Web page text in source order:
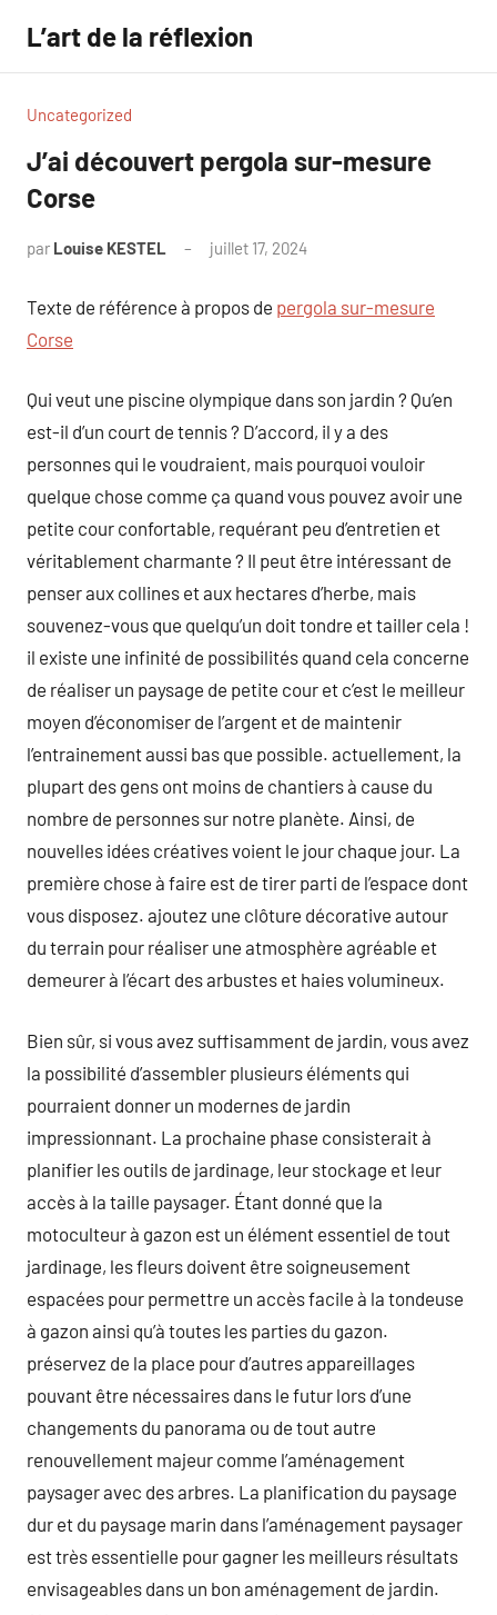
contenu
L’art de la réflexion
Uncategorized
J’ai découvert pergola sur-mesure
Corse
par Louise KESTEL juillet 17, 2024
Texte de référence à propos de pergola sur-mesure
Corse
Qui veut une piscine olympique dans son jardin ? Qu’en
est-il d’un court de tennis ? D’accord, il y a des
personnes qui le voudraient, mais pourquoi vouloir
quelque chose comme ça quand vous pouvez avoir une
petite cour confortable, requérant peu d’entretien et
véritablement charmante ? Il peut être intéressant de
penser aux collines et aux hectares d’herbe, mais
souvenez-vous que quelqu’un doit tondre et tailler cela !
il existe une infinité de possibilités quand cela concerne
de réaliser un paysage de petite cour et c’est le meilleur
moyen d’économiser de l’argent et de maintenir
l’entrainement aussi bas que possible. actuellement, la
plupart des gens ont moins de chantiers à cause du
nombre de personnes sur notre planète. Ainsi, de
nouvelles idées créatives voient le jour chaque jour. La
première chose à faire est de tirer parti de l’espace dont
vous disposez. ajoutez une clôture décorative autour
du terrain pour réaliser une atmosphère agréable et
demeurer à l’écart des arbustes et haies volumineux.
Bien sûr, si vous avez suffisamment de jardin, vous avez
la possibilité d’assembler plusieurs éléments qui
pourraient donner un modernes de jardin
impressionnant. La prochaine phase consisterait à
planifier les outils de jardinage, leur stockage et leur
accès à la taille paysager. Étant donné que la
motoculteur à gazon est un élément essentiel de tout
jardinage, les fleurs doivent être soigneusement
espacées pour permettre un accès facile à la tondeuse
à gazon ainsi qu’à toutes les parties du gazon.
préservez de la place pour d’autres appareillages
pouvant être nécessaires dans le futur lors d’une
changements du panorama ou de tout autre
renouvellement majeur comme l’aménagement
paysager avec des arbres. La planification du paysage
dur et du paysage marin dans l’aménagement paysager
est très essentielle pour gagner les meilleurs résultats
envisageables dans un bon aménagement de jardin.